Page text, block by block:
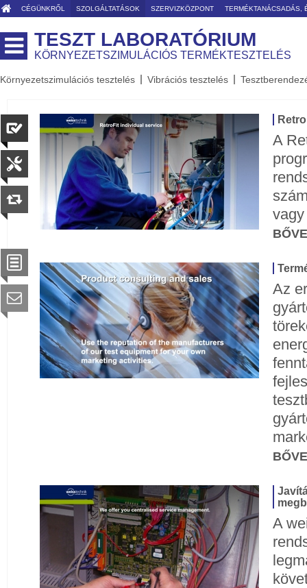
CÉGÜNKRŐL SZOLGÁLTATÁSOK SZERVIZKÖZPONT TERMÉKTANÁCSADÁS,
TESZT LABORATÓRIUM
KÖRNYEZETSZIMULÁCIÓS TERMÉKTESZTELÉS
Környezetszimulációs tesztelés Vibrációs tesztelés
A
Az
A